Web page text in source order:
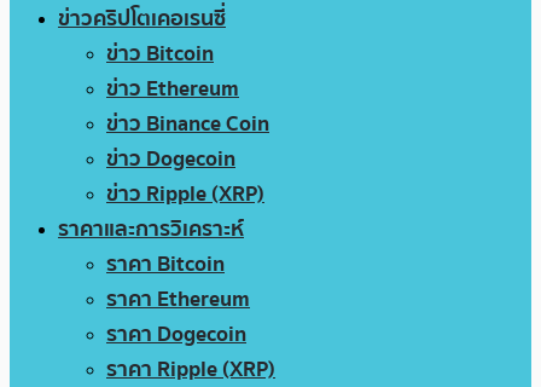
ข่าวคริปโตเคอเรนซี่
ข่าว Bitcoin
ข่าว Ethereum
ข่าว Binance Coin
ข่าว Dogecoin
ข่าว Ripple (XRP)
ราคาและการวิเคราะห์
ราคา Bitcoin
ราคา Ethereum
ราคา Dogecoin
ราคา Ripple (XRP)